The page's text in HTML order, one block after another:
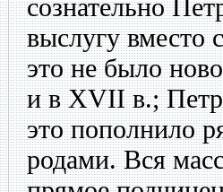
сознательно
выслугу вместо
это не было
и в XVII в.; Петр
это пополнило
родами. Вся